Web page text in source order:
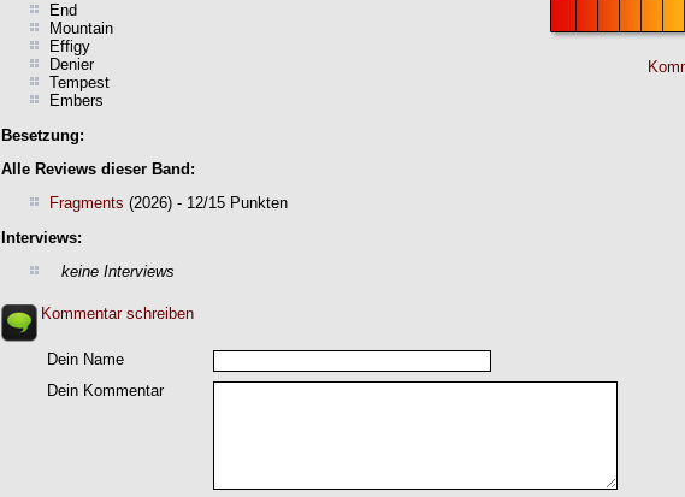
End
Mountain
Effigy
Denier
Tempest
Embers
Besetzung:
Alle Reviews dieser Band:
Fragments (2026) - 12/15 Punkten
Interviews:
keine Interviews
Kommentar schreiben
Dein Name
Dein Kommentar